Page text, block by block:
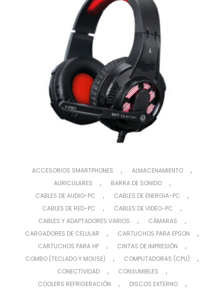
ACCESORIOS SMARTPHONES , ALMACENAMIENTO ,
AURICULARES , BARRA DE SONIDO ,
CABLES DE AUDIO-PC , CABLES DE ENERGIA-PC ,
CABLES DE RED-PC , CABLES DE VIDEO-PC ,
CABLES Y ADAPTADORES VARIOS , CÁMARAS ,
CARGADORES DE CELULAR , CARTUCHOS PARA EPSON ,
CARTUCHOS PARA HP , CINTAS DE IMPRESIÓN ,
COMBO (TECLADO Y MOUSE) , COMPUTADORAS (CPU) ,
CONECTIVIDAD , CONSUMIBLES ,
COOLERS REFRIGERACIÓN , DISCOS EXTERNO ,